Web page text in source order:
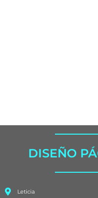
DISEÑO
Leticia